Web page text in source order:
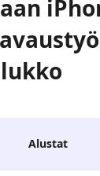
Alustat